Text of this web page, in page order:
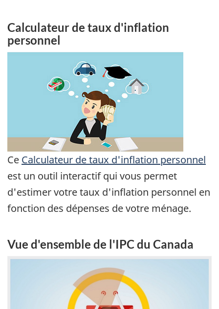
Calculateur de taux d'inflation
personnel
Ce Calculateur de taux d'inflation personnel
est un outil interactif qui vous permet
d'estimer votre taux d'inflation personnel en
fonction des dépenses de votre ménage.
Vue d'ensemble de l'IPC du Canada